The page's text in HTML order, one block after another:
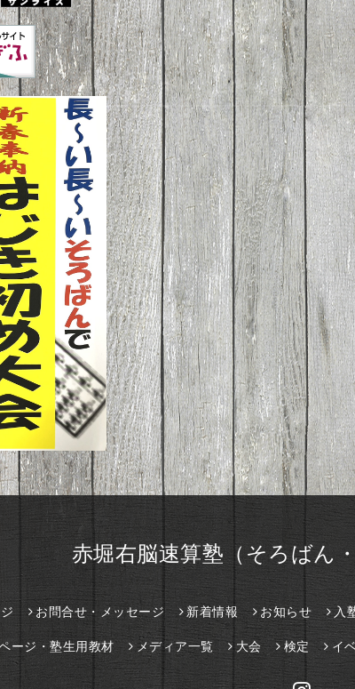
赤堀右脳速算塾（そろばん
お問合せ・メッセージ 新着情報 お知らせ 入
ージ・塾生用教材 メディア一覧 大会 検定 イ